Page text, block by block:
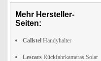
Mehr Hersteller-
Seiten:
Callstel Handyhalter
Lescars Rückfahrkameras Solar